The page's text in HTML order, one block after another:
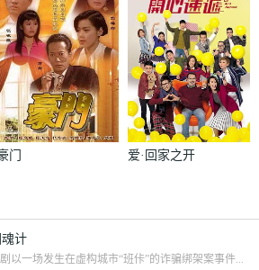
门
爱·回家之开
魂计
以一场发生在虚构城市“班佧”的诈骗绑架案事件...